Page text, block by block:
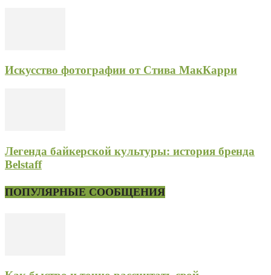
Искусство фотографии от Стива МакКарри
Легенда байкерской культуры: история бренда
Belstaff
ПОПУЛЯРНЫЕ СООБЩЕНИЯ